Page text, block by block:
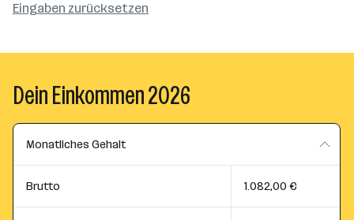
Eingaben zurücksetzen
Dein Einkommen 2026
Monatliches Gehalt
Brutto 1.082,00 €